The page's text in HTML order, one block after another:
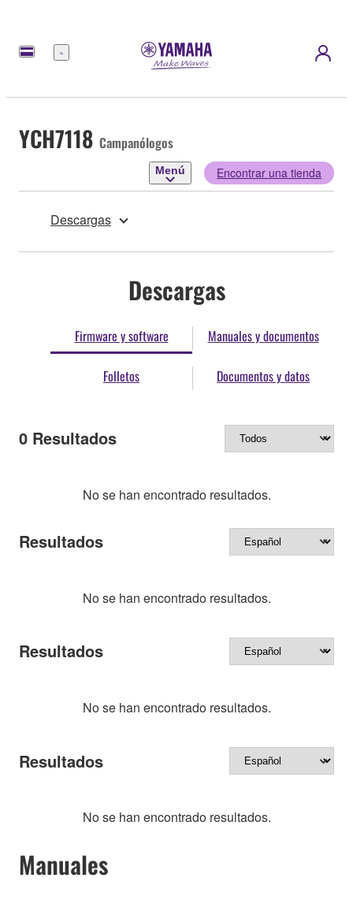
Menú
YCH7118 Campanólogos
Menú Encontrar una tienda
Descargas
Descargas
Firmware y software Manuales y documentos
Folletos Documentos y datos
0 Resultados
No se han encontrado resultados.
Resultados
No se han encontrado resultados.
Resultados
No se han encontrado resultados.
Resultados
No se han encontrado resultados.
Manuales